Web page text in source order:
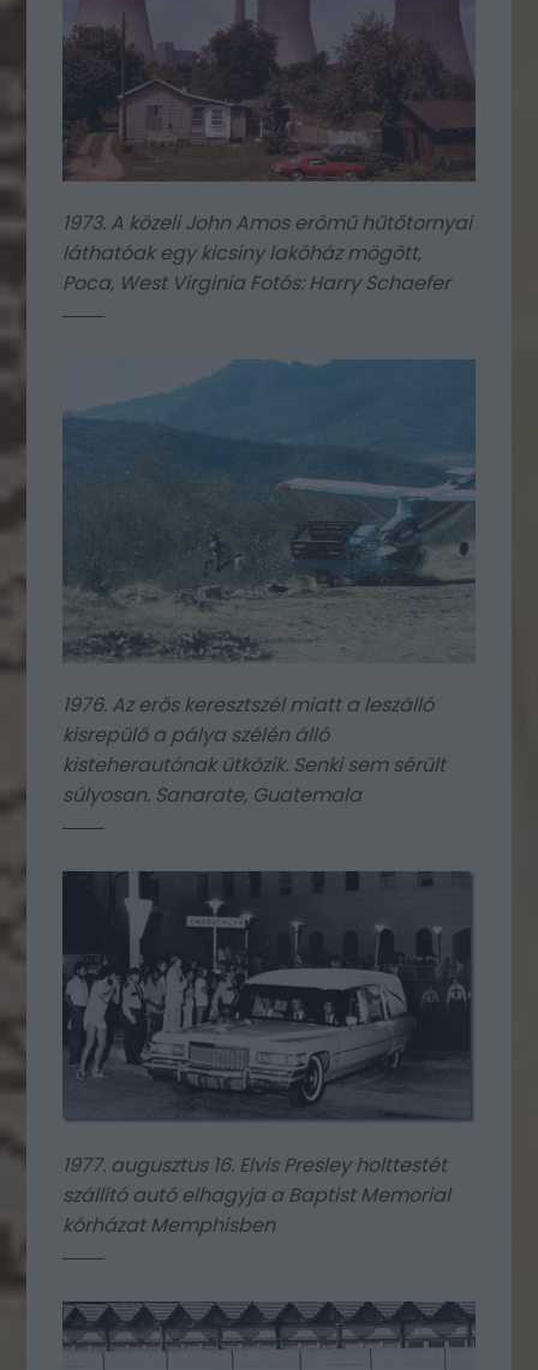
1973. A közeli John Amos erőmű hűtőtornyai
láthatóak egy kicsiny lakóház mögött,
Poca, West Virginia Fotós: Harry Schaefer
1976. Az erős keresztszél miatt a leszálló
kisrepülő a pálya szélén álló
kisteherautónak ütközik. Senki sem sérült
súlyosan. Sanarate, Guatemala
1977. augusztus 16. Elvis Presley holttestét
szállító autó elhagyja a Baptist Memorial
kórházat Memphisben